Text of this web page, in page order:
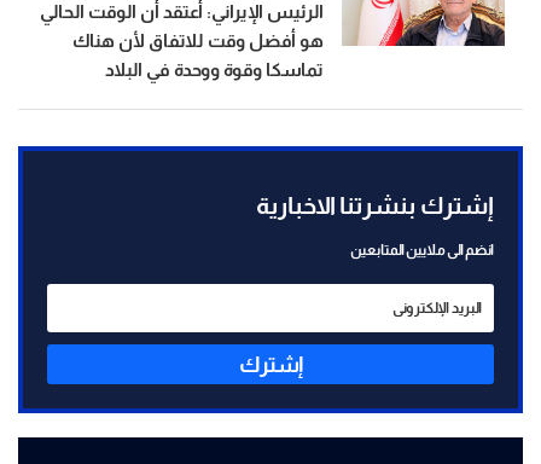
الرئيس الإيراني: أعتقد أن الوقت الحالي
هو أفضل وقت للاتفاق لأن هناك
تماسكا وقوة ووحدة في البلاد
إشترك بنشرتنا الاخبارية
انضم الى ملايين المتابعين
إشترك